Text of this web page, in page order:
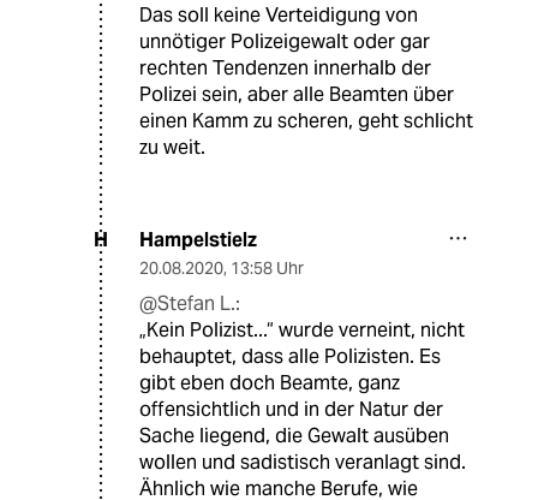
Das soll keine Verteidigung von
unnötiger Polizeigewalt oder gar
rechten Tendenzen innerhalb der
Polizei sein, aber alle Beamten über
einen Kamm zu scheren, geht schlicht
zu weit.
H Hampelstielz
20.08.2020, 13:58 Uhr
@Stefan L.:
„Kein Polizist...“ wurde verneint, nicht
behauptet, dass alle Polizisten. Es
gibt eben doch Beamte, ganz
offensichtlich und in der Natur der
Sache liegend, die Gewalt ausüben
wollen und sadistisch veranlagt sind.
Ähnlich wie manche Berufe, wie